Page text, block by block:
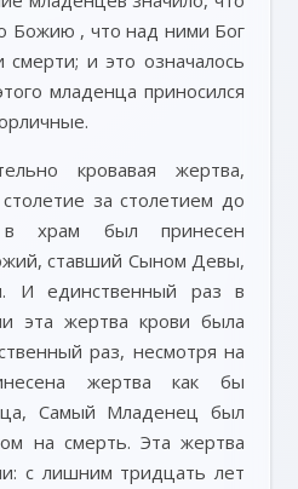
Божию , что над ними Бог
и это означалось
младенца приносился
кровавая жертва,
за столетием до
храм был принесен
ставший Сыном Девы,
И единственный раз в
эта жертва крови была
раз, несмотря на
жертва как бы
Самый Младенец был
на смерть. Эта жертва
с лишним тридцать лет